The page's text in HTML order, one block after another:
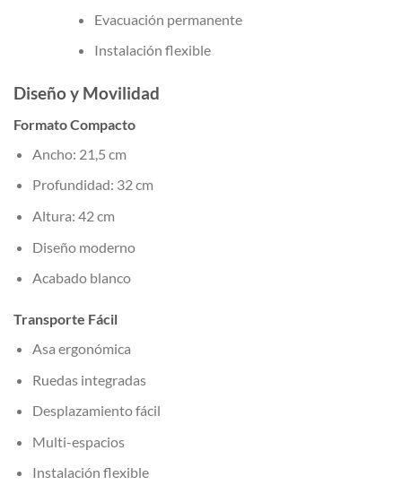
Evacuación permanente
Instalación flexible
Diseño y Movilidad
Formato Compacto
Ancho: 21,5 cm
Profundidad: 32 cm
Altura: 42 cm
Diseño moderno
Acabado blanco
Transporte Fácil
Asa ergonómica
Ruedas integradas
Desplazamiento fácil
Multi-espacios
Instalación flexible